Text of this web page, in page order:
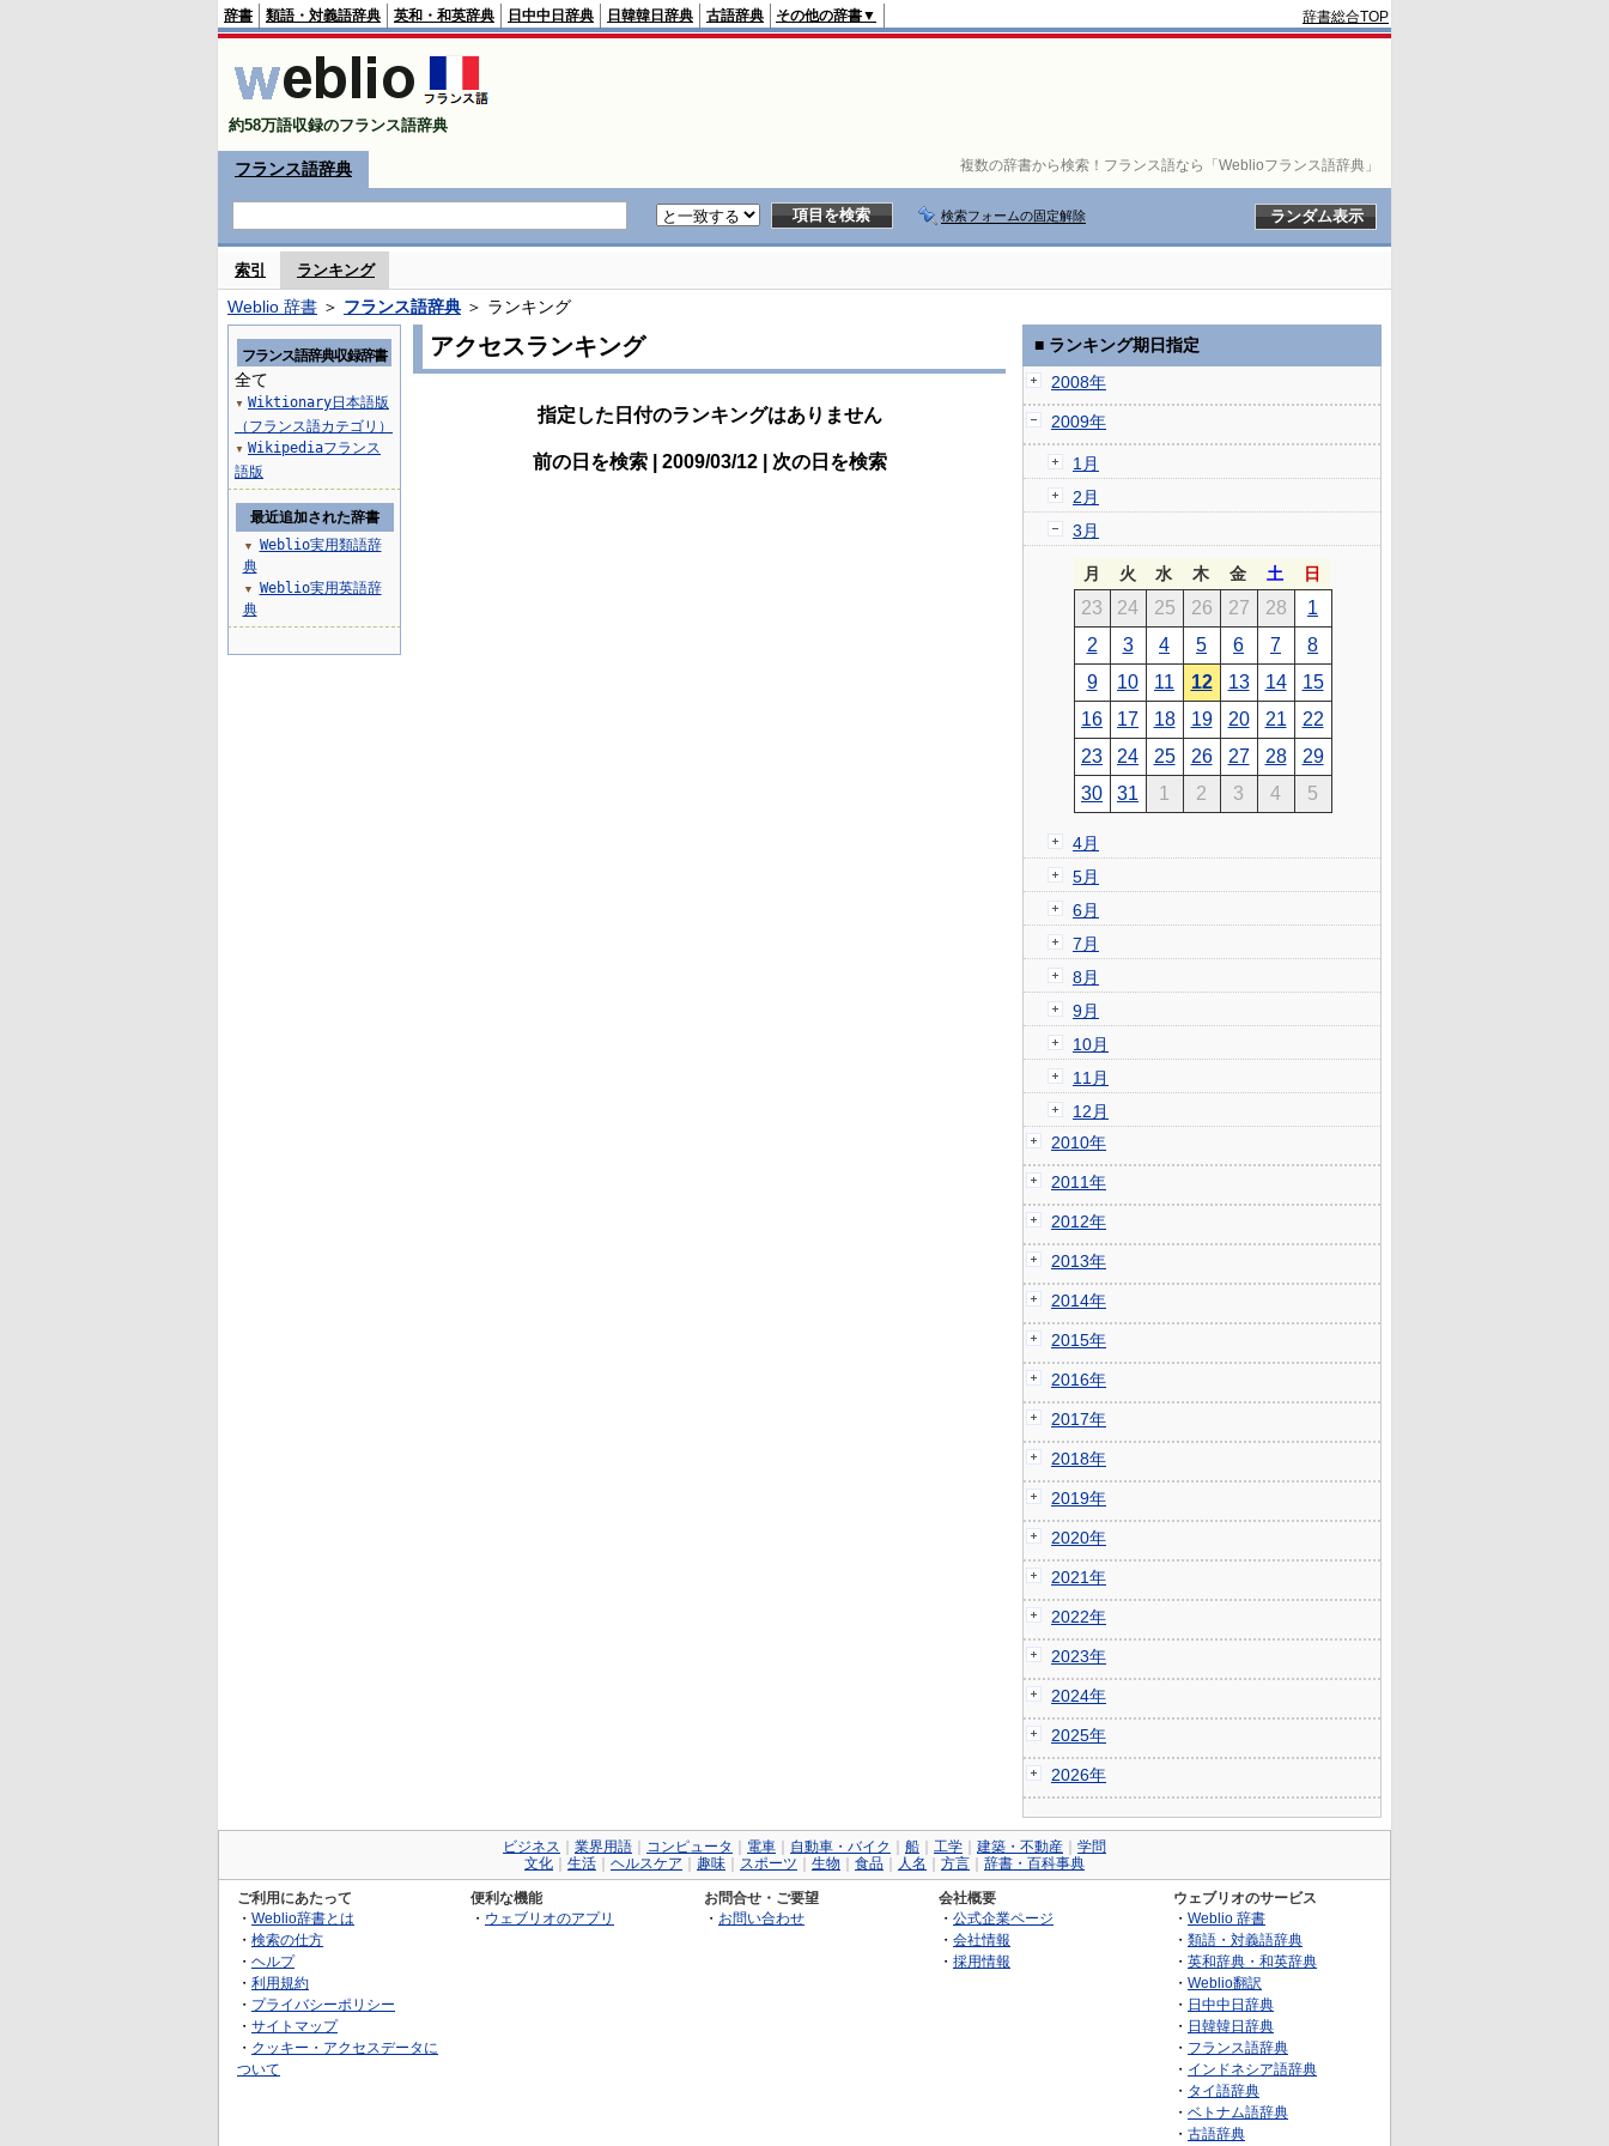
複数の辞書から検索！フランス語なら「Weblioフランス語辞典」
辞書 類語・対義語辞典 英和・和英辞典 日中中日辞典 日韓韓日辞典 古語辞典 その他の辞書▼ 辞書総合TOP
約58万語収録のフランス語辞典
フランス語辞典
検索フォームの固定解除
索引 ランキング
Weblio 辞書 ＞ フランス語辞典 ＞ ランキング
アクセスランキング
指定した日付のランキングはありません
前の日を検索 | 2009/03/12 | 次の日を検索
フランス語辞典収録辞書
全て
▼ Wiktionary日本語版
（フランス語カテゴリ）
▼ Wikipediaフランス
語版
最近追加された辞書
▼
Weblio実用類語辞
典
▼
Weblio実用英語辞
典
■ ランキング期日指定
2008年
2009年
1月
2月
3月
月 火 水 木 金 土 日
23 24 25 26 27 28
1
2
3 4 5 6 7
8
9
10 11 12 13 14
15
16
17 18 19 20 21
22
23
24 25 26 27 28
29
30
31 1 2 3 4 5
4月
5月
6月
7月
8月
9月
10月
11月
12月
2010年
2011年
2012年
2013年
2014年
2015年
2016年
2017年
2018年
2019年
2020年
2021年
2022年
2023年
2024年
2025年
2026年
ビジネス 業界用語 コンピュータ 電車 自動車・バイク 船 工学 建築・不動産
学問
文化
生活 ヘルスケア 趣味 スポーツ 生物 食品 人名 方言 辞書・百科事典
ご利用にあたって
・ Weblio辞書とは
・ 検索の仕方
・ ヘルプ
・ 利用規約
・ プライバシーポリシー
・ サイトマップ
・ クッキー・アクセスデータに
ついて
便利な機能
・ ウェブリオのアプリ
お問合せ・ご要望
・ お問い合わせ
会社概要
・ 公式企業ページ
・ 会社情報
・ 採用情報
ウェブリオのサービス
・ Weblio 辞書
・ 類語・対義語辞典
・ 英和辞典・和英辞典
・ Weblio翻訳
・ 日中中日辞典
・ 日韓韓日辞典
・ フランス語辞典
・ インドネシア語辞典
・ タイ語辞典
・ ベトナム語辞典
・ 古語辞典